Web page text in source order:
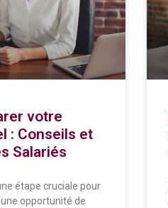
votre
: Conseils et
Salariés
étape cruciale pour
opportunité de